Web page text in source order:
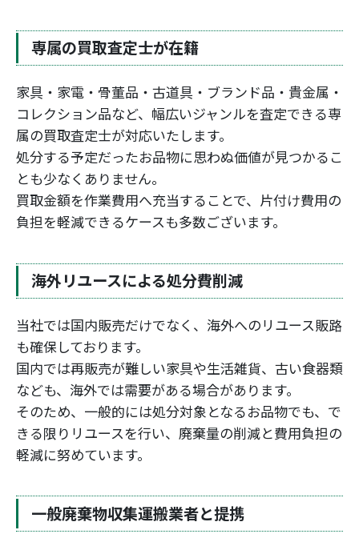
専属の買取査定士が在籍
家具・家電・骨董品・古道具・ブランド品・貴金属・
コレクション品など、幅広いジャンルを査定できる専
属の買取査定士が対応いたします。
処分する予定だったお品物に思わぬ価値が見つかるこ
とも少なくありません。
買取金額を作業費用へ充当することで、片付け費用の
負担を軽減できるケースも多数ございます。
海外リユースによる処分費削減
当社では国内販売だけでなく、海外へのリユース販路
も確保しております。
国内では再販売が難しい家具や生活雑貨、古い食器類
なども、海外では需要がある場合があります。
そのため、一般的には処分対象となるお品物でも、で
きる限りリユースを行い、廃棄量の削減と費用負担の
軽減に努めています。
一般廃棄物収集運搬業者と提携